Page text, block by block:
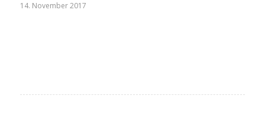
14. November 2017